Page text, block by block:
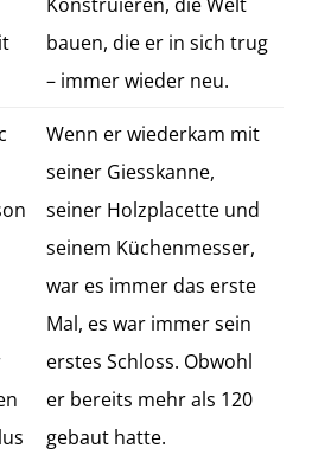
bauen, die er in sich trug
– immer wieder neu.
Wenn er wiederkam mit
seiner Giesskanne,
seiner Holzplacette und
seinem Küchenmesser,
war es immer das erste
Mal, es war immer sein
erstes Schloss. Obwohl
er bereits mehr als 120
gebaut hatte.